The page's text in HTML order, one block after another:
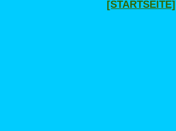
[STARTSEITE]